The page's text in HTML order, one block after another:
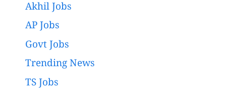
Akhil Jobs
AP Jobs
Govt Jobs
Trending News
TS Jobs